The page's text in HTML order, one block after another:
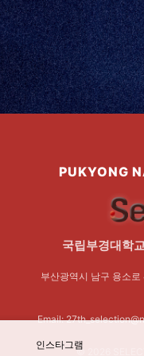
PUKYONG
국립부경대학
부산광역시 남구 용소
Email:
© 2026
인스타그램